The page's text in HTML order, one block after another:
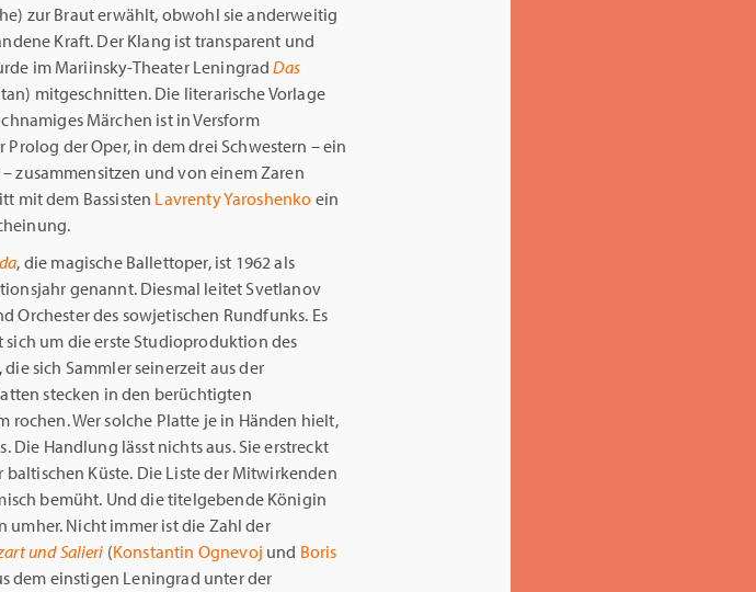
zur Braut erwählt, obwohl sie anderweitig
Kraft. Der Klang ist transparent und
im Mariinsky-Theater LeningradDas
mitgeschnitten. Die literarische Vorlage
Märchen ist in Versform
der Oper, in dem drei Schwestern – ein
zusammensitzen und von einem Zaren
mit dem Bassisten Lavrenty Yaroshenko ein
, die magische Ballettoper, ist 1962 als
genannt. Diesmal leitet Svetlanov
Orchester des sowjetischen Rundfunks. Es
sich um die erste Studioproduktion des
die sich Sammler seinerzeit aus der
stecken in den berüchtigten
rochen. Wer solche Platte je in Händen hielt,
Handlung lässt nichts aus. Sie erstreckt
Küste. Die Liste der Mitwirkenden
bemüht. Und die titelgebende Königin
umher. Nicht immer ist die Zahl der
und Salieri (Konstantin Ognevoj und Boris
dem einstigen Leningrad unter der